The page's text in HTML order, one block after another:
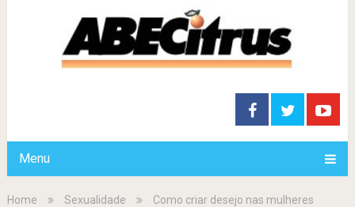
Menu
Home Sexualidade Como criar desejo nas mulheres